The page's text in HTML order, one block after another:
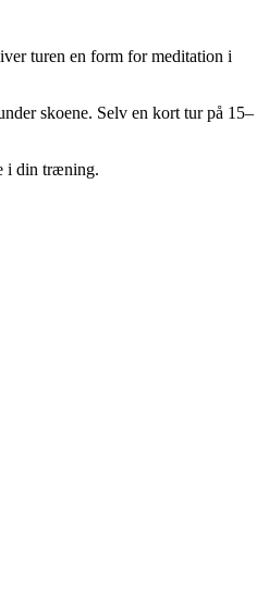
turen en form for meditation i
skoene. Selv en kort tur på 15–
i din træning.